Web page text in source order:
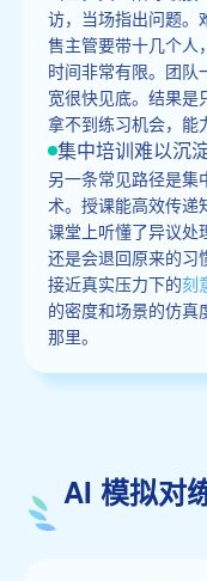
访，当场指出问题。
售主管要带十几个人
时间非常有限。团队
宽很快见底。结果是
拿不到练习机会，能
集中培训难以沉
另一条常见路径是集
术。授课能高效传递
课堂上听懂了异议处
还是会退回原来的习
接近真实压力下的刻
的密度和场景的仿真
那里。
AI 模拟对